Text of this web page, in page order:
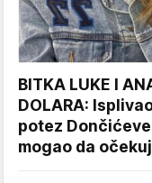
BITKA LUKE I
DOLARA:
potez
mogao da